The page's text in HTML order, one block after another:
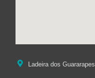
Ladeira dos